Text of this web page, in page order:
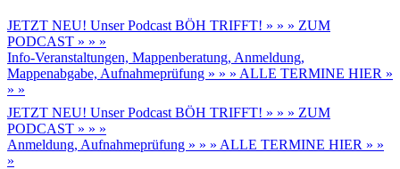
JETZT NEU! Unser Podcast BÖH TRIFFT! » » » ZUM
PODCAST » » »
Info-Veranstaltungen, Mappenberatung, Anmeldung,
Mappenabgabe, Aufnahmeprüfung » » » ALLE TERMINE HIER »
» »
JETZT NEU! Unser Podcast BÖH TRIFFT! » » » ZUM
PODCAST » » »
Anmeldung, Aufnahmeprüfung » » » ALLE TERMINE HIER » »
»